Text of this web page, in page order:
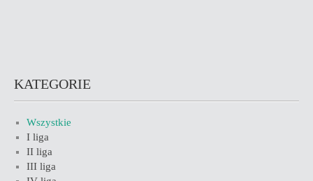
KATEGORIE
Wszystkie
I liga
II liga
III liga